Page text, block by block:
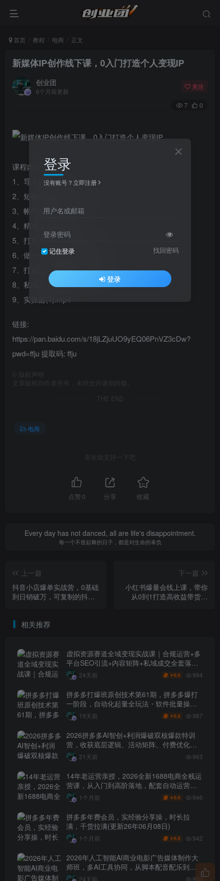
首页 教程 电商 正文
新媒体IP创作线下课，0入门打造个人变现IP
创业团
6个月前更新
关注
7 0
课程内容:
1、导入篇(1).mp4
2、短视频底层逻辑(1).mp4
3、帐号搭建篇(1).mp4
4、精准定位篇(1).mp4
5、打造高价值个人IP(1).mp4
6、做一个值钱的校长(1).mp4
7、打造优质私域朋友圈(1).mp4
8、私域运营的关键点(1).mp4
9、实操篇(1).mp4
链接:
https://pan.baidu.com/s/18jLZjuUO9yEQ06PnVZ3cDw?
pwd=ffju 提取码: ffju
版权声明
文章版权归作者所有，未经允许请勿转载。
THE END
电商
喜欢就支持一下吧
点赞 0 分享 收藏
Every day has not danced, all are life's disappointment.
每一个不曾起舞的日子，都是对生命的辜负
上一篇
抖音小店爆单实战营，0基础
到日销破万，可复制的抖店
下一篇
小红书爆量会线上课，带你
从0到1打造高收益带货账
相关推荐
虚拟资源赛道全域变现实战课｜合规运营+多
平台SEO引流+内容矩阵+私域成交全套落地
玩法24天前 ￥6.6 994
拼多多打爆班原创技术第61期，拼多多爆打
一阶段，自动化起量全玩法・软件批量操
作・投产优化・大促矩阵实战课
19天前 ￥6.6 987
2026拼多多AI智创+利润爆破双核爆款特训
营，收获底层逻辑、活动矩阵、付费优化、
0-1打爆SOP
21天前 963
14年老运营亲授，2026全新1688电商全栈运
营课，从入门到高阶落地，配套自动运营表
+工具包+直播诊断等
1个月前 ￥6.6 946
拼多多年费会员，实经验分享操，时长拉
满，干货拉满(更新26年06月08日)
1个月前 ￥6.6 942
2026年人工智能AI商业电影广告媒体制作大
师班，多AI工具协同，从脚本配音配乐到电
影级短片、品牌广告全流程实战（中英字
24天前 936
登录
没有账号？立即注册
用户名或邮箱
登录密码
记住登录 找回密码
登录